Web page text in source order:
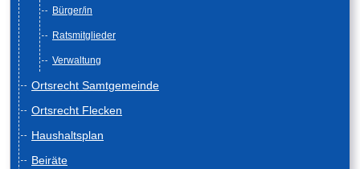
Bürger/in
Ratsmitglieder
Verwaltung
Ortsrecht Samtgemeinde
Ortsrecht Flecken
Haushaltsplan
Beiräte